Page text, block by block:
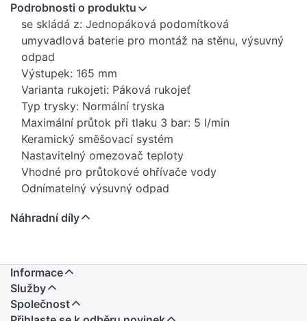
Podrobnosti o produktu
se skládá z: Jednopáková podomítková
umyvadlová baterie pro montáž na stěnu, výsuvný
odpad
Výstupek: 165 mm
Varianta rukojeti: Páková rukojeť
Typ trysky: Normální tryska
Maximální průtok při tlaku 3 bar: 5 l/min
Keramický směšovací systém
Nastavitelný omezovač teploty
Vhodné pro průtokové ohřívače vody
Odnímatelný výsuvný odpad
Typ připojení: Základní těleso
závislosti na instalaci hlavního tělesa
Taxonomie EU: max. 6 l/min - možnost
významného příspěvku (SC)
Náhradní díly
Informace
Služby
Společnost